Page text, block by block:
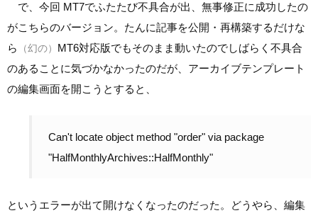
で、今回 MT7でふたたび不具合が出、無事修正に成功したの
がこちらのバージョン。たんに記事を公開・再構築するだけな
ら
（幻の） MT6対応版でもそのまま動いたのでしばらく不具合
のあることに気づかなかったのだが、アーカイブテンプレート
の編集画面を開こうとすると、
Can't locate object method "order" via package
"HalfMonthlyArchives::HalfMonthly"
というエラーが出て開けなくなったのだった。どうやら、編集